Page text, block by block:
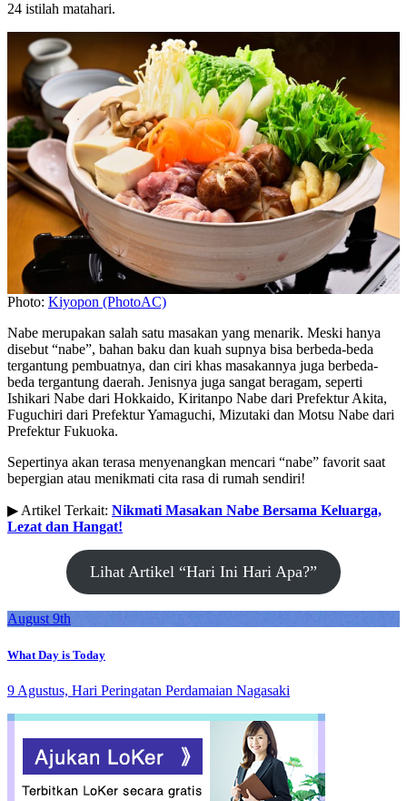
24 istilah matahari.
Photo: Kiyopon (PhotoAC)
Nabe merupakan salah satu masakan yang menarik. Meski hanya
disebut “nabe”, bahan baku dan kuah supnya bisa berbeda-beda
tergantung pembuatnya, dan ciri khas masakannya juga berbeda-
beda tergantung daerah. Jenisnya juga sangat beragam, seperti
Ishikari Nabe dari Hokkaido, Kiritanpo Nabe dari Prefektur Akita,
Fuguchiri dari Prefektur Yamaguchi, Mizutaki dan Motsu Nabe dari
Prefektur Fukuoka.
Sepertinya akan terasa menyenangkan mencari “nabe” favorit saat
bepergian atau menikmati cita rasa di rumah sendiri!
▶ Artikel Terkait: Nikmati Masakan Nabe Bersama Keluarga,
Lezat dan Hangat!
Lihat Artikel “Hari Ini Hari Apa?”
August 9th
What Day is Today
9 Agustus, Hari Peringatan Perdamaian Nagasaki